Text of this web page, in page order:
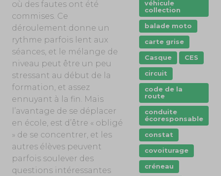
où des fautes ont été
commises. Ce
déroulement donne un
rythme parfois lent aux
séances, et le mélange de
niveau peut être un peu
stressant au début de la
formation, et assez
ennuyant à la fin. Mais
l’avantage de se déplacer
en école, est d’être « obligé
» de se concentrer, et les
autres élèves peuvent
parfois soulever des
questions intéressantes
véhicule
collection
balade moto
carte grise
Casque
CES
circuit
code de la
route
conduite
écoresponsable
constat
covoiturage
créneau